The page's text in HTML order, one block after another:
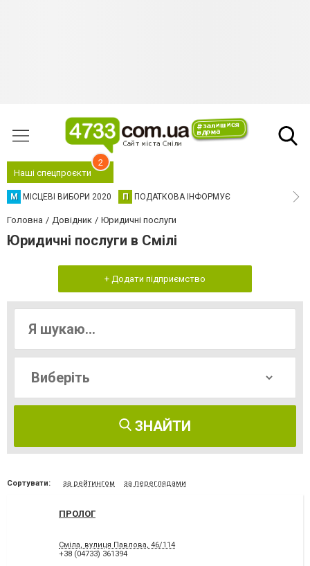
Наші спецпроєкти
2
М МІСЦЕВІ ВИБОРИ 2020 П ПОДАТКОВА ІНФОРМУЄ
Головна Довідник Юридичні послуги
Юридичні послуги в Смілі
+ Додати підприємство
ЗНАЙТИ
Сортувати: за рейтингом за переглядами
ПРОЛОГ
Сміла, вулиця Павлова, 46/114
+38 (04733) 361394